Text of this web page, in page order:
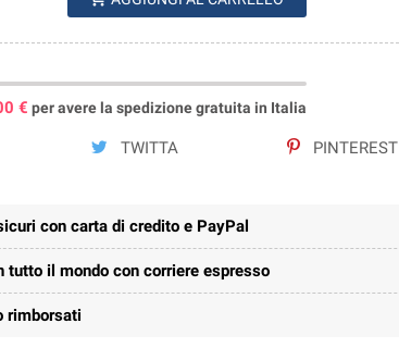
€ per avere la spedizione gratuita in Italia
TWITTA PINTEREST
con carta di credito e PayPal
tutto il mondo con corriere espresso
rimborsati